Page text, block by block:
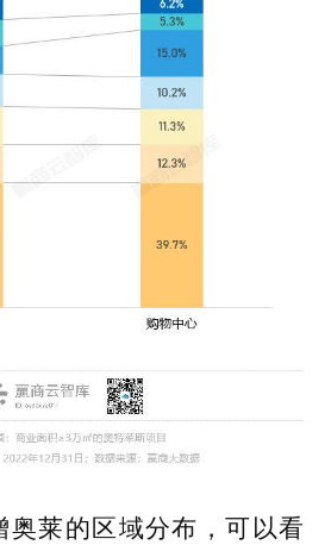
奥莱的区域分布，可以看